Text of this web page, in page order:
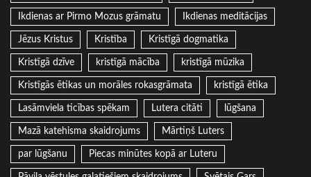
Ikdienas ar Pirmo Mozus grāmatu Ikdienas meditācijas
Jēzus Kristus Kristība Kristīgā dogmatika
Kristīgā dzīve kristīgā mācība kristīgā mūzika
Kristīgās ētikas un morāles rokasgrāmata kristīgā ētika
Lasāmviela ticības spēkam Lutera citāti lūgšana
Mazā katehisma skaidrojums Mārtiņš Luters
par lūgšanu Piecas minūtes kopā ar Luteru